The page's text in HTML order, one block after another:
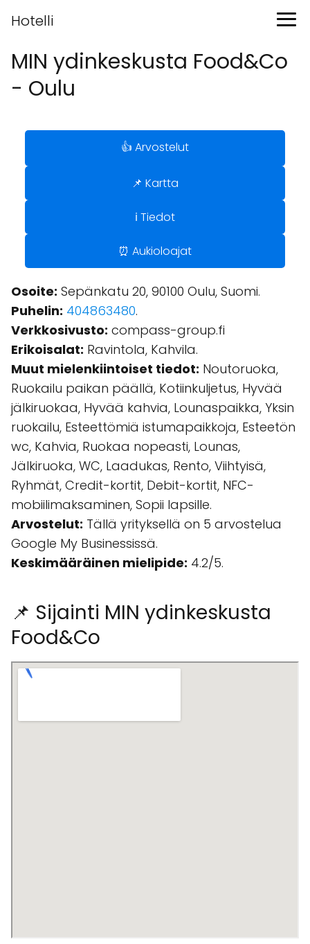
Hotelli
MIN ydinkeskusta Food&Co
- Oulu
👍 Arvostelut
📌 Kartta
ℹ️ Tiedot
⏰ Aukioloajat
Osoite: Sepänkatu 20, 90100 Oulu, Suomi.
Puhelin: 404863480.
Verkkosivusto: compass-group.fi
Erikoisalat: Ravintola, Kahvila.
Muut mielenkiintoiset tiedot: Noutoruoka,
Ruokailu paikan päällä, Kotiinkuljetus, Hyvää
jälkiruokaa, Hyvää kahvia, Lounaspaikka, Yksin
ruokailu, Esteettömiä istumapaikkoja, Esteetön
wc, Kahvia, Ruokaa nopeasti, Lounas,
Jälkiruoka, WC, Laadukas, Rento, Viihtyisä,
Ryhmät, Credit-kortit, Debit-kortit, NFC-
mobiilimaksaminen, Sopii lapsille.
Arvostelut: Tällä yrityksellä on 5 arvostelua
Google My Businessissä.
Keskimääräinen mielipide: 4.2/5.
📌 Sijainti MIN ydinkeskusta
Food&Co